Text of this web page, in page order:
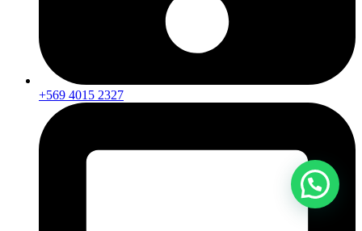
+569 4015 2327